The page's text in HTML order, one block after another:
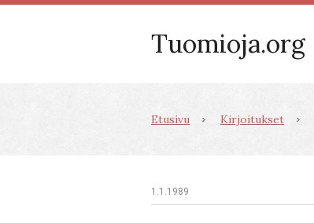
Tuomioja.org
Etusivu Kirjoitukset
1.1.1989